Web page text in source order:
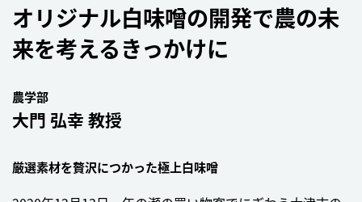
オリジナル白味噌の開発で農の未
来を考えるきっかけに
農学部
大門 弘幸 教授
厳選素材を贅沢につかった極上白味噌